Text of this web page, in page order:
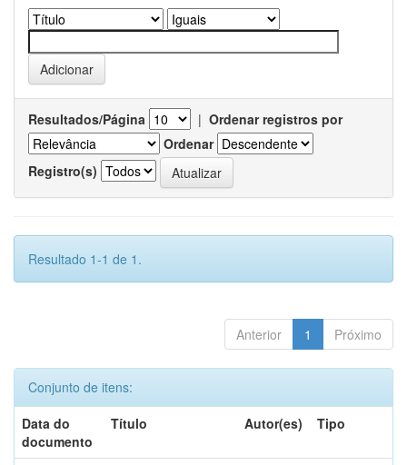
Resultados/Página | Ordenar registros por
Ordenar
Registro(s)
Resultado 1-1 de 1.
Anterior 1 Próximo
Conjunto de itens:
Data do
documento
Título Autor(es) Tipo